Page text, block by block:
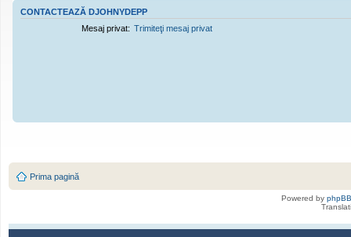
CONTACTEAZĂ DJOHNYDEPP
Mesaj privat: Trimiteţi mesaj privat
Prima pagină
Powered by phpBB